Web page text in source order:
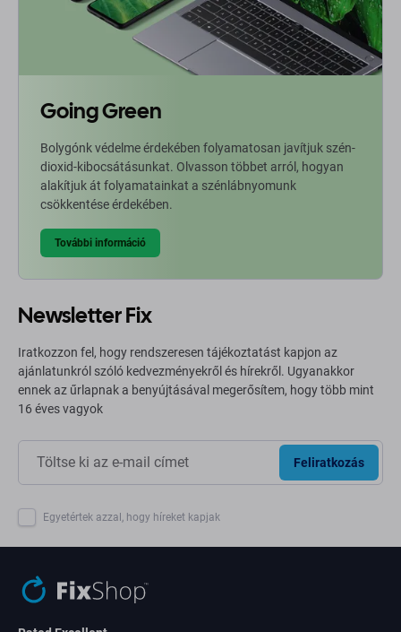
Going Green
Bolygónk védelme érdekében folyamatosan javítjuk szén-
dioxid-kibocsátásunkat. Olvasson többet arról, hogyan
alakítjuk át folyamatainkat a szénlábnyomunk
csökkentése érdekében.
További információ
Newsletter Fix
Iratkozzon fel, hogy rendszeresen tájékoztatást kapjon az
ajánlatunkról szóló kedvezményekről és hírekről. Ugyanakkor
ennek az űrlapnak a benyújtásával megerősítem, hogy több mint
16 éves vagyok
Feliratkozás
Egyetértek azzal, hogy híreket kapjak